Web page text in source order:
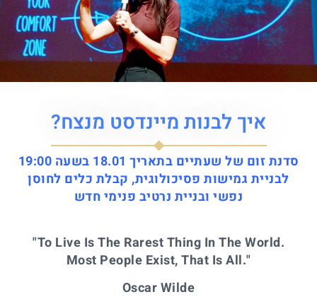
איך לבנות מיינדסט מנצח?
סדנת זום של שעתיים בתאריך 18.01 בשעה 19:00
לבניית גמישות פסיכולוגית, קבלת כלים לחוסן
נפשי ובניית נרטיב פנימי חדש
"To Live Is The Rarest Thing In The World.
Most People Exist, That Is All."
Oscar Wilde